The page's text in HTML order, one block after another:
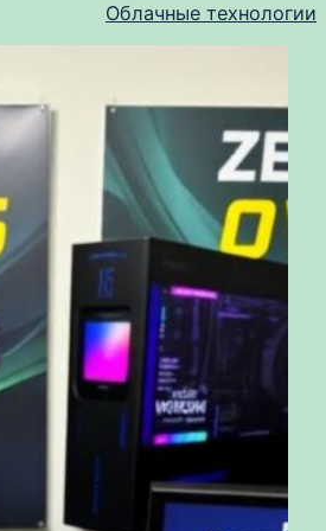
Облачные технологии